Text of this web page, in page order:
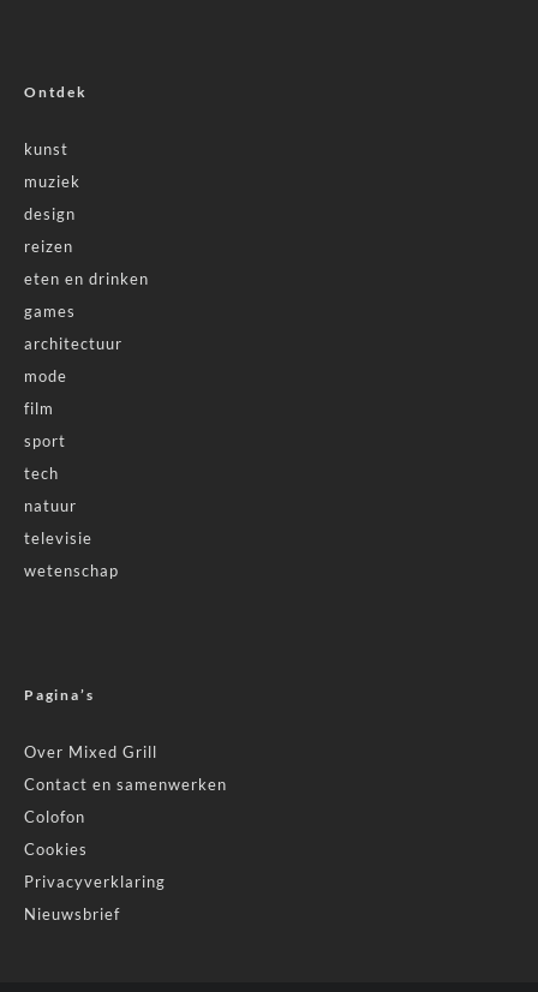
Ontdek
kunst
muziek
design
reizen
eten en drinken
games
architectuur
mode
film
sport
tech
natuur
televisie
wetenschap
Pagina’s
Over Mixed Grill
Contact en samenwerken
Colofon
Cookies
Privacyverklaring
Nieuwsbrief